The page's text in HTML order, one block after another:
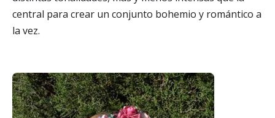
central para crear un conjunto bohemio y romántico a
la vez.